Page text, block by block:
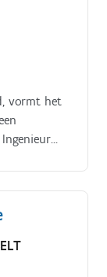
vormt het
bouw
onze